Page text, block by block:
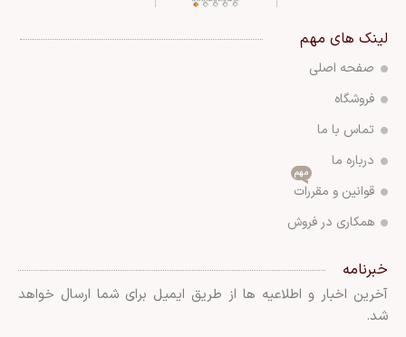
لینک های مهم
صفحه اصلی
فروشگاه
تماس با ما
درباره ما
قوانین و مقررات
مهم
همکاری در فروش
خبرنامه
آخرین اخبار و اطلاعیه ها از طریق ایمیل برای شما ارسال خواهد
شد.